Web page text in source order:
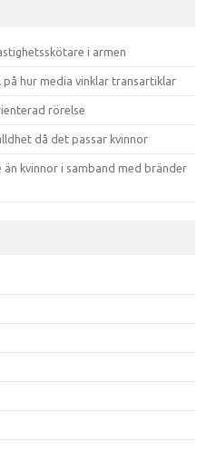
i armen
hur media vinklar transartiklar
rörelse
då det passar kvinnor
kvinnor i samband med bränder